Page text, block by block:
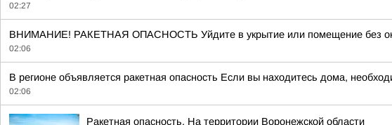
02:27
ВНИМАНИЕ! РАКЕТНАЯ ОПАСНОСТЬ Уйдите в укрытие или помещение без
02:06
В регионе объявляется ракетная опасность Если вы находитесь дома,
02:06
Ракетная опасность. На территории Воронежской области